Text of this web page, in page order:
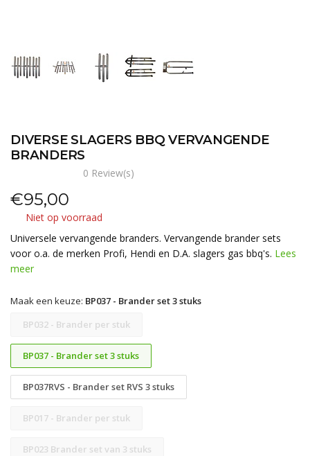
DIVERSE SLAGERS BBQ VERVANGENDE
BRANDERS
0 Review(s)
€95,00
Niet op voorraad
Universele vervangende branders. Vervangende brander sets
voor o.a. de merken Profi, Hendi en D.A. slagers gas bbq's. Lees
meer
Maak een keuze: BP037 - Brander set 3 stuks
BP032 - Brander per stuk
BP037 - Brander set 3 stuks
BP037RVS - Brander set RVS 3 stuks
BP017 - Brander per stuk
BP023 Brander set van 3 stuks